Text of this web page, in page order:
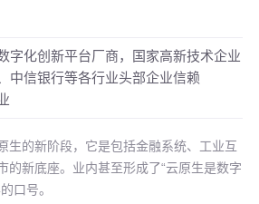
字化创新平台厂商，国家高新技术企业
中信银行等各行业头部企业信赖
生的新阶段，它是包括金融系统、工业互
的新底座。业内甚至形成了“云原生是数字
口号。